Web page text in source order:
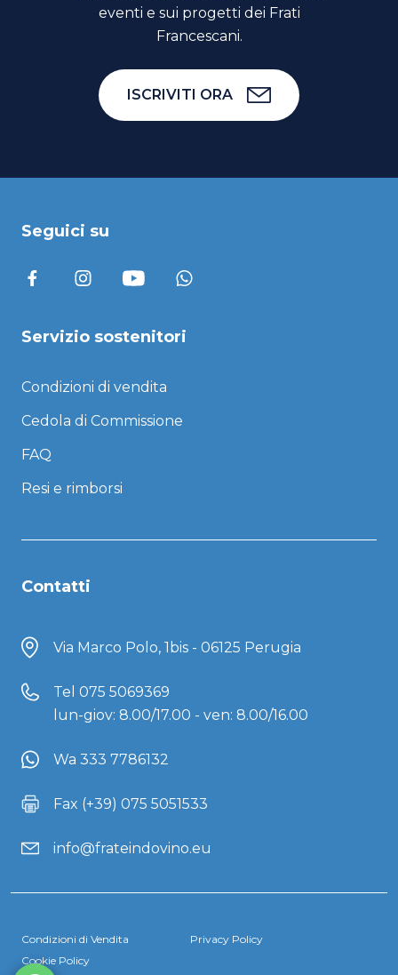
eventi e sui progetti dei Frati
Francescani.
ISCRIVITI ORA
Seguici su
Servizio sostenitori
Condizioni di vendita
Cedola di Commissione
FAQ
Resi e rimborsi
Contatti
Via Marco Polo, 1bis - 06125 Perugia
Tel 075 5069369
lun-giov: 8.00/17.00 - ven: 8.00/16.00
Wa 333 7786132
Fax (+39) 075 5051533
info@frateindovino.eu
Condizioni di Vendita
Privacy Policy
Cookie Policy